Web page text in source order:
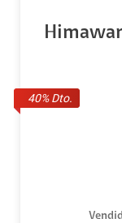
40% Dto.